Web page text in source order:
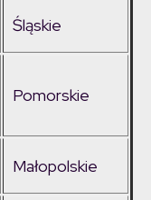
Śląskie
Pomorskie
Małopolskie